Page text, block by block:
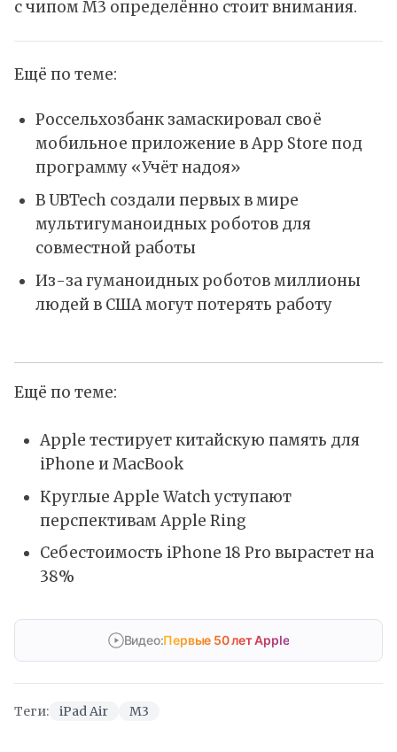
с чипом M3 определённо стоит внимания.
Ещё по теме:
Россельхозбанк замаскировал своё
мобильное приложение в App Store под
программу «Учёт надоя»
В UBTech создали первых в мире
мультигуманоидных роботов для
совместной работы
Из-за гуманоидных роботов миллионы
людей в США могут потерять работу
Ещё по теме:
Apple тестирует китайскую память для
iPhone и MacBook
Круглые Apple Watch уступают
перспективам Apple Ring
Себестоимость iPhone 18 Pro вырастет на
38%
Видео:Первые 50 лет Apple
Теги: iPad Air M3